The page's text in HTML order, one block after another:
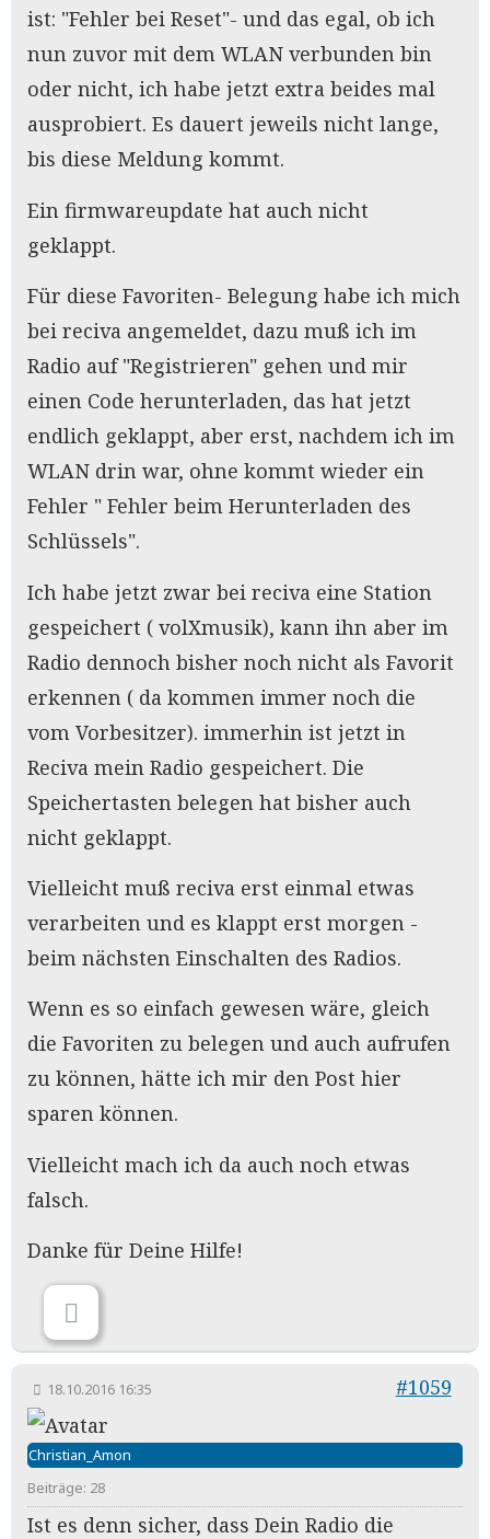
ist: "Fehler bei Reset"- und das egal, ob ich
nun zuvor mit dem WLAN verbunden bin
oder nicht, ich habe jetzt extra beides mal
ausprobiert. Es dauert jeweils nicht lange,
bis diese Meldung kommt.
Ein firmwareupdate hat auch nicht
geklappt.
Für diese Favoriten- Belegung habe ich mich
bei reciva angemeldet, dazu muß ich im
Radio auf "Registrieren" gehen und mir
einen Code herunterladen, das hat jetzt
endlich geklappt, aber erst, nachdem ich im
WLAN drin war, ohne kommt wieder ein
Fehler " Fehler beim Herunterladen des
Schlüssels".
Ich habe jetzt zwar bei reciva eine Station
gespeichert ( volXmusik), kann ihn aber im
Radio dennoch bisher noch nicht als Favorit
erkennen ( da kommen immer noch die
vom Vorbesitzer). immerhin ist jetzt in
Reciva mein Radio gespeichert. Die
Speichertasten belegen hat bisher auch
nicht geklappt.
Vielleicht muß reciva erst einmal etwas
verarbeiten und es klappt erst morgen -
beim nächsten Einschalten des Radios.
Wenn es so einfach gewesen wäre, gleich
die Favoriten zu belegen und auch aufrufen
zu können, hätte ich mir den Post hier
sparen können.
Vielleicht mach ich da auch noch etwas
falsch.
Danke für Deine Hilfe!
18.10.2016 16:35 #1059
Christian_Amon
Beiträge: 28
Ist es denn sicher, dass Dein Radio die